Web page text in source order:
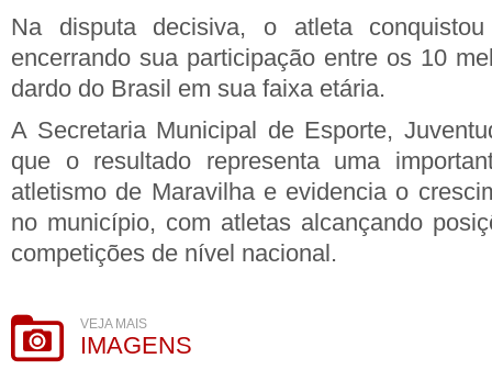
Na disputa decisiva, o atleta
encerrando sua participação entre os 10
dardo do Brasil em sua faixa etária.
A Secretaria Municipal de Esporte,
que o resultado representa uma
atletismo de Maravilha e evidencia o
no município, com atletas alcançando
competições de nível nacional.
VEJA MAIS
IMAGENS